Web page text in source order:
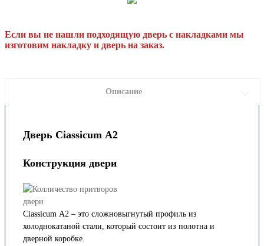
Если вы не нашли подходящую дверь с накладками мы
изготовим накладку и дверь на заказ.
Описание
Дверь Ciassicum А2
Конструкция двери
Ciassicum А2 – это сложновыгнутый профиль из
холоднокатаной стали, который состоит из полотна и
дверной коробке.